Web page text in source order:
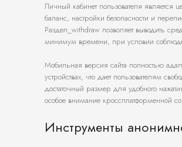
Личный кабинет пользователя является
баланс, настройки безопасности и
Раздел_withdraw позволяет выводить
минимум времени, при условии
Мобильная версия сайта полностью
устройствах, что дает пользователям
достаточный размер для удобного
особое внимание кроссплатформенной
Инструменты